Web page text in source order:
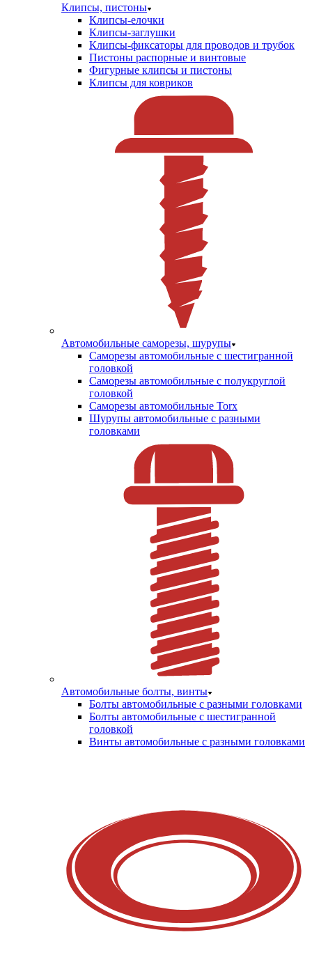
Клипсы, пистоны
Клипсы-елочки
Клипсы-заглушки
Клипсы-фиксаторы для проводов и трубок
Пистоны распорные и винтовые
Фигурные клипсы и пистоны
Клипсы для ковриков
Автомобильные саморезы, шурупы
Саморезы автомобильные с шестигранной
головкой
Саморезы автомобильные с полукруглой
головкой
Саморезы автомобильные Torx
Шурупы автомобильные с разными
головками
Автомобильные болты, винты
Болты автомобильные с разными головками
Болты автомобильные с шестигранной
головкой
Винты автомобильные с разными головками